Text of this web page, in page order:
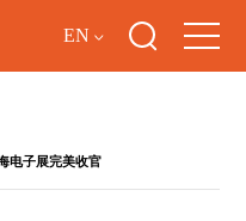
EN
电子展完美收官